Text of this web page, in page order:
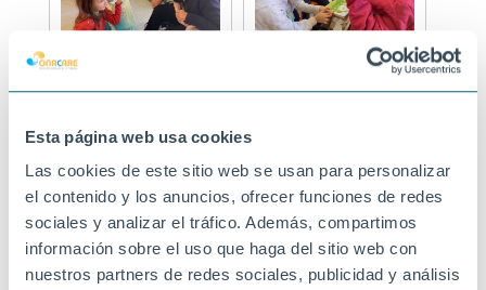
Esta página web usa cookies
Las cookies de este sitio web se usan para personalizar
el contenido y los anuncios, ofrecer funciones de redes
sociales y analizar el tráfico. Además, compartimos
información sobre el uso que haga del sitio web con
nuestros partners de redes sociales, publicidad y análisis